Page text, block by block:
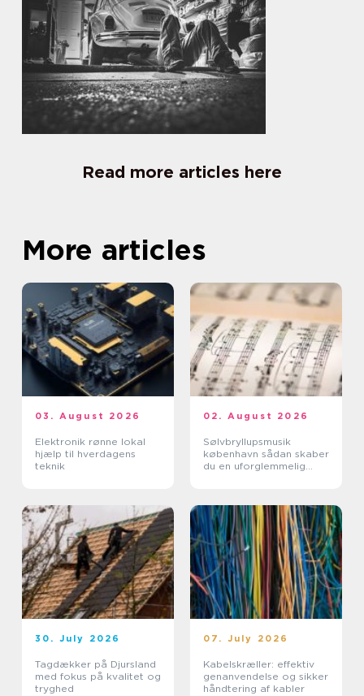
Read more articles here
More articles
03. August 2026
Elektronik rønne lokal
hjælp til hverdagens
teknik
02. August 2026
Sølvbryllupsmusik
københavn sådan skaber
du en uforglemmelig
30. July 2026
Tagdækker på Djursland
med fokus på kvalitet og
tryghed
07. July 2026
Kabelskræller: effektiv
genanvendelse og sikker
håndtering af kabler